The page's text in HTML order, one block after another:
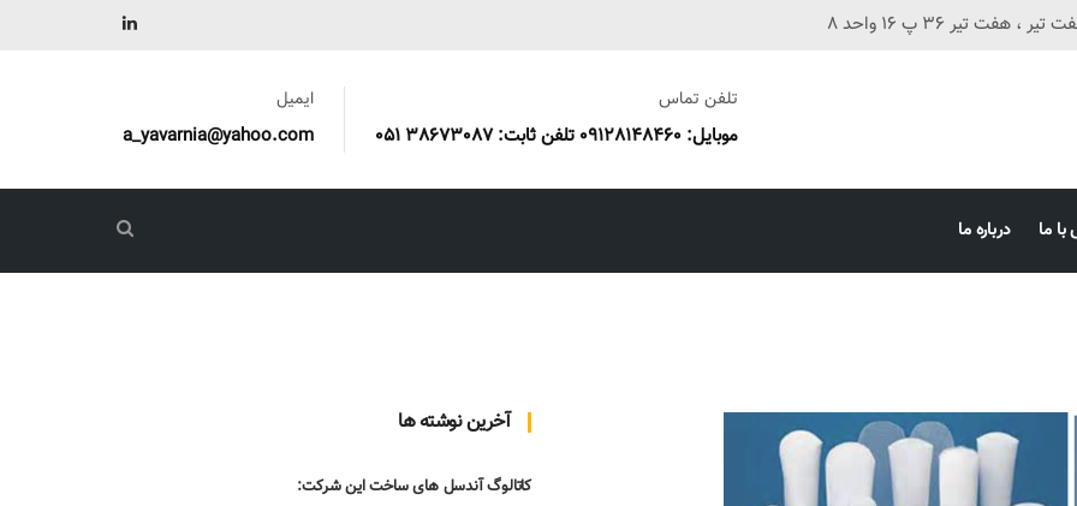
تیر 36 پ 16 واحد 8
تلفن تماس
موبایل: 09128148460 تلفن ثابت: 38673087 051
ایمیل
a_yavarnia@yahoo.com
ما درباره ما
آخرین نوشته ها
کاتالوگ آندسل های ساخت این شرکت: